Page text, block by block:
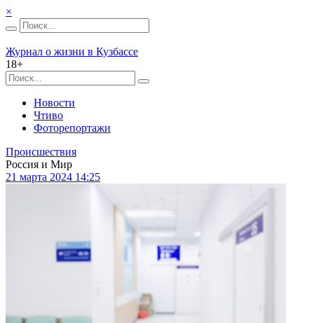
×
Журнал о жизни в Кузбассе
18+
Новости
Чтиво
Фоторепортажи
Происшествия
Россия и Мир
21 марта 2024 14:25